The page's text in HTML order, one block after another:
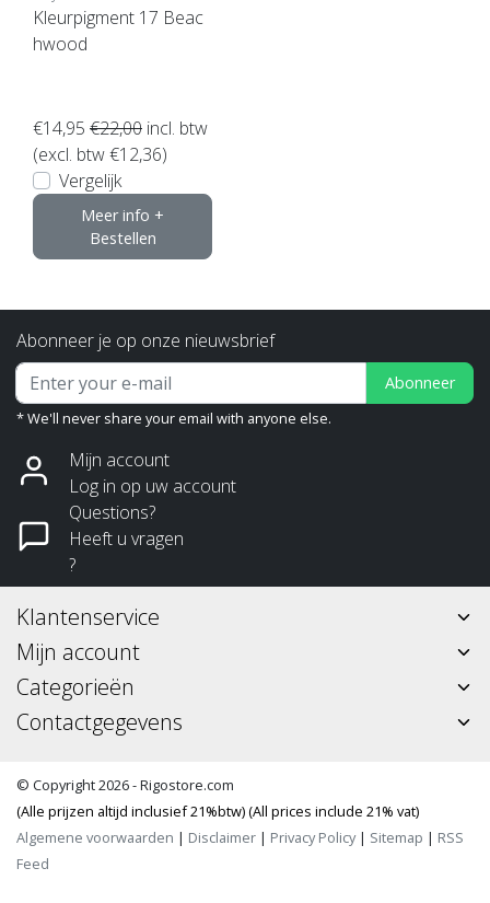
Kleurpigment 17 Beac
hwood
€14,95 €22,00 incl. btw
(excl. btw €12,36)
Vergelijk
Meer info +
Bestellen
Abonneer je op onze nieuwsbrief
Abonneer
* We'll never share your email with anyone else.
Mijn account
Log in op uw account
Questions?
Heeft u vragen
?
Klantenservice
Mijn account
Categorieën
Contactgegevens
© Copyright 2026 - Rigostore.com
(Alle prijzen altijd inclusief 21%btw) (All prices include 21% vat)
Algemene voorwaarden | Disclaimer | Privacy Policy| Sitemap | RSS
Feed